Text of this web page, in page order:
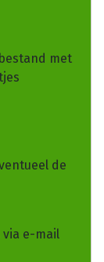
met
de
e-mail